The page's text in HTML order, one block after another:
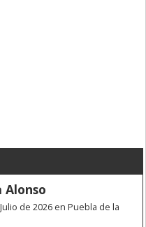
de 2026 en Puebla de la